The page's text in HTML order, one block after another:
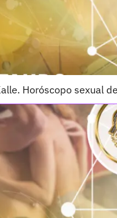
Horóscopo sexual